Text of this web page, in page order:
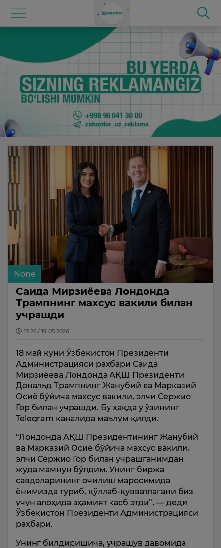
None
Саида Мирзиёева Лондонда
Трампнинг махсус вакили билан
учрашди
13:26 / 19.05.2026
18 май куни Ўзбекистон Президенти
Администрацияси раҳбари Саида
Мирзиёева Лондонда АҚШ Президенти
Дональд Трампнинг Жанубий ва Марказий
Осиё бўйича махсус вакили, элчи Сержио
Гор билан учрашди. Бу ҳақда у ўзининг
Telegram каналида маълум қилди.
“Лондонда АҚШ Президентининг Жанубий
ва Марказий Осиё бўйича махсус вакили,
элчи Сержио Гор билан учрашганимдан
жуда мамнун бўлдим. Унинг биржа
савдоларининг очилиш маросимида
ёнимизда туриб, қўллаб-қувватлагани биз
учун алоҳида аҳамият касб этди”, — деди
Ўзбекистон Президенти Администрацияси
раҳбари.
Унинг билдиришича, учрашув давомида